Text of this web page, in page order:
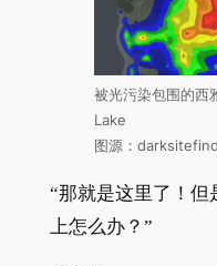
被光污染包围的西
Lake
图源：
“那就是这里了！
上怎么办？”